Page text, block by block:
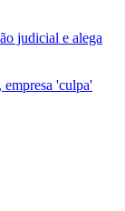
judicial e alega
'culpa'